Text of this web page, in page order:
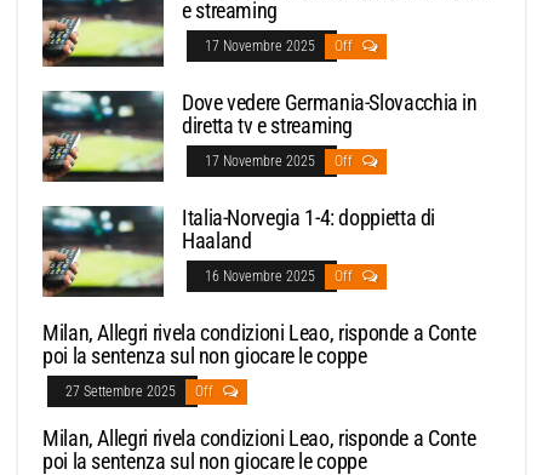
e streaming
17 Novembre 2025 Off
Dove vedere Germania-Slovacchia in
diretta tv e streaming
17 Novembre 2025 Off
Italia-Norvegia 1-4: doppietta di
Haaland
16 Novembre 2025 Off
Milan, Allegri rivela condizioni Leao, risponde a Conte
poi la sentenza sul non giocare le coppe
27 Settembre 2025 Off
Milan, Allegri rivela condizioni Leao, risponde a Conte
poi la sentenza sul non giocare le coppe